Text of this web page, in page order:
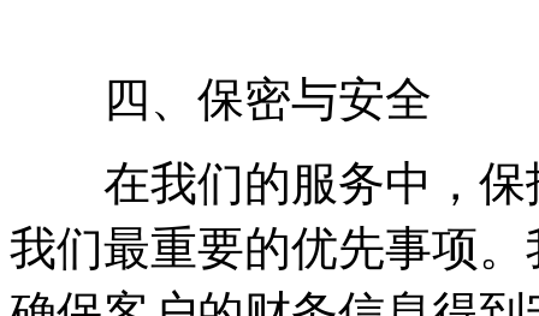
四、保密与安全
在我们的服务中，保
我们最重要的优先事项